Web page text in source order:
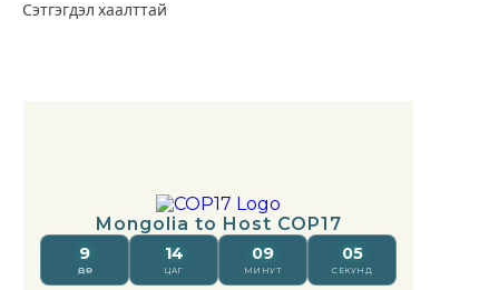
Сэтгэгдэл хаалттай